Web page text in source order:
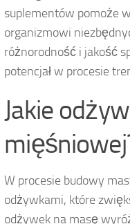
suplementów pomoże
organizmowi
różnorodność i jakość
potencjał w procesie
Jakie
W procesie budowy
odżywkami, które
odżywek na masę